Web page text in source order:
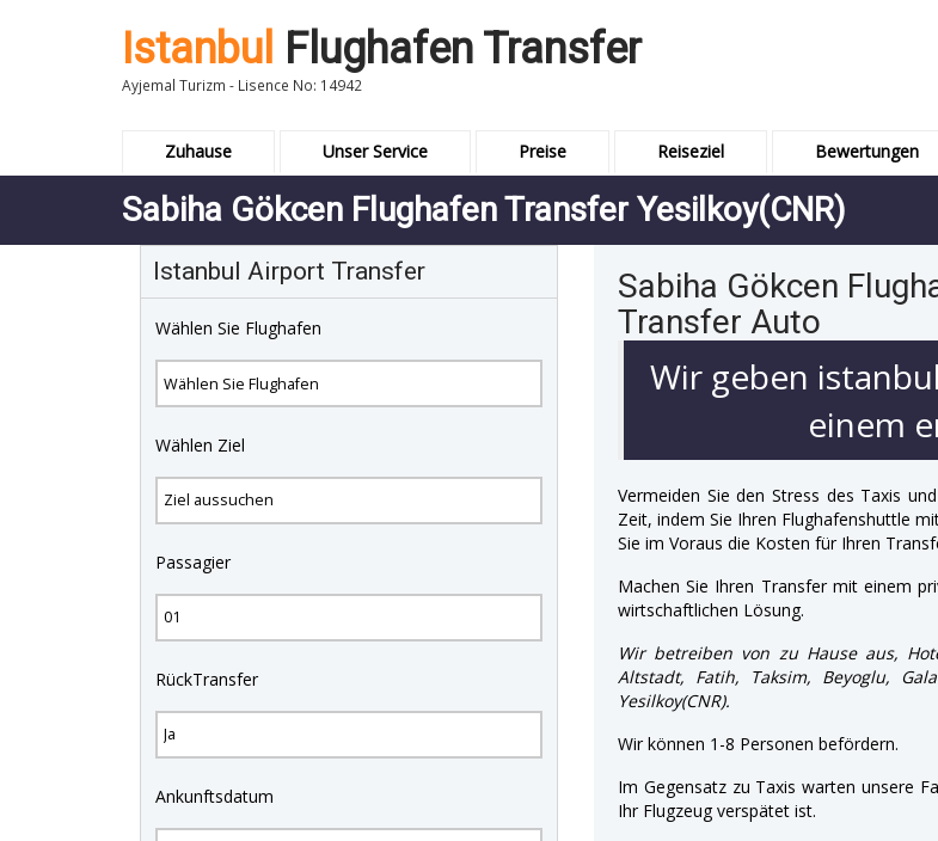
Istanbul Flughafen Transfer
Ayjemal Turizm - Lisence No: 14942
Zuhause Unser Service Preise Reiseziel Bewertungen
Sabiha Gökcen Flughafen Transfer Yesilkoy(CNR)
Istanbul Airport Transfer
Wählen Sie Flughafen
Wählen Ziel
Passagier
RückTransfer
Ankunftsdatum
Sabiha Gökcen
Transfer Auto
Wir geben
einem
Vermeiden Sie den Stress des Taxis
Zeit, indem Sie Ihren Flughafenshuttle
Sie im Voraus die Kosten für Ihren
Machen Sie Ihren Transfer mit einem
wirtschaftlichen Lösung.
Wir betreiben von zu Hause aus,
Altstadt, Fatih, Taksim, Beyoglu,
Yesilkoy(CNR).
Wir können 1-8 Personen befördern.
Im Gegensatz zu Taxis warten unsere
Ihr Flugzeug verspätet ist.